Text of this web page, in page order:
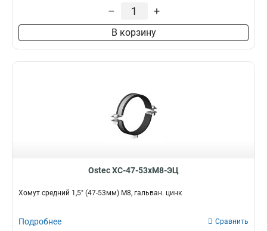
– +
В корзину
Ostec ХС-47-53хМ8-ЭЦ
Хомут средний 1,5" (47-53мм) М8, гальван. цинк
Подробнее Сравнить